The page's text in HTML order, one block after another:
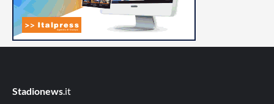
Stadionews.it